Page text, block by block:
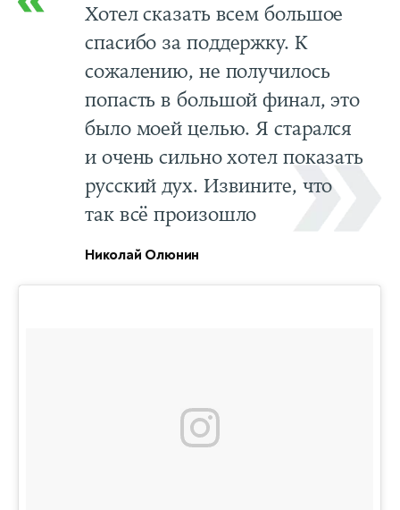
Хотел сказать всем большое
спасибо за поддержку. К
сожалению, не получилось
попасть в большой финал, это
было моей целью. Я старался
и очень сильно хотел показать
русский дух. Извините, что
так всё произошло
Николай Олюнин